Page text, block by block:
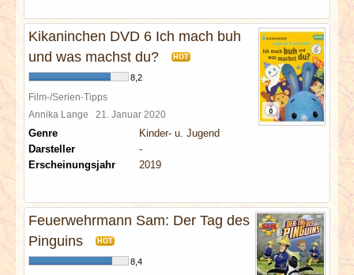
Kikaninchen DVD 6 Ich mach buh
und was machst du?
HOT
8,2
Film-/Serien-Tipps
Annika Lange 21. Januar 2020
Genre
Kinder- u. Jugend
Darsteller
-
Erscheinungsjahr
2019
Feuerwehrmann Sam: Der Tag des
Pinguins
HOT
8,4